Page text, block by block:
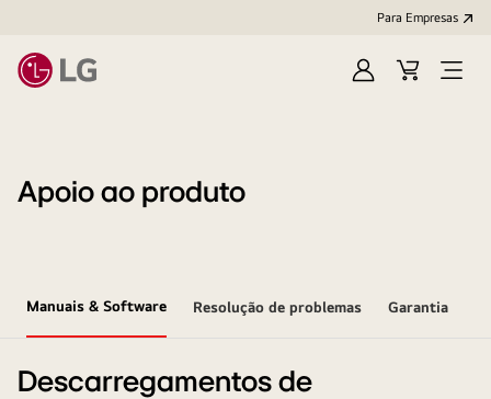
Para Empresas
IniciarCart
Open
Apoio ao produto
Manuais & Software Resolução de problemas Garantia
Descarregamentos de